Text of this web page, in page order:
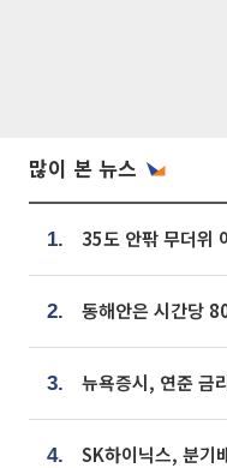
많이 본 뉴스
1.
2.
3.
4.